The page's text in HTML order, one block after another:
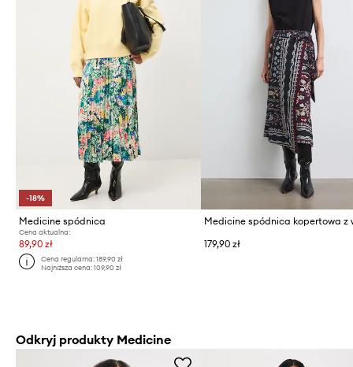
-18%
Medicine spódnica
Cena aktualna:
89,90 zł
Cena regularna:189,90 zł
Najniższa cena:109,90 zł
179,90 zł
Odkryj produkty Medicine